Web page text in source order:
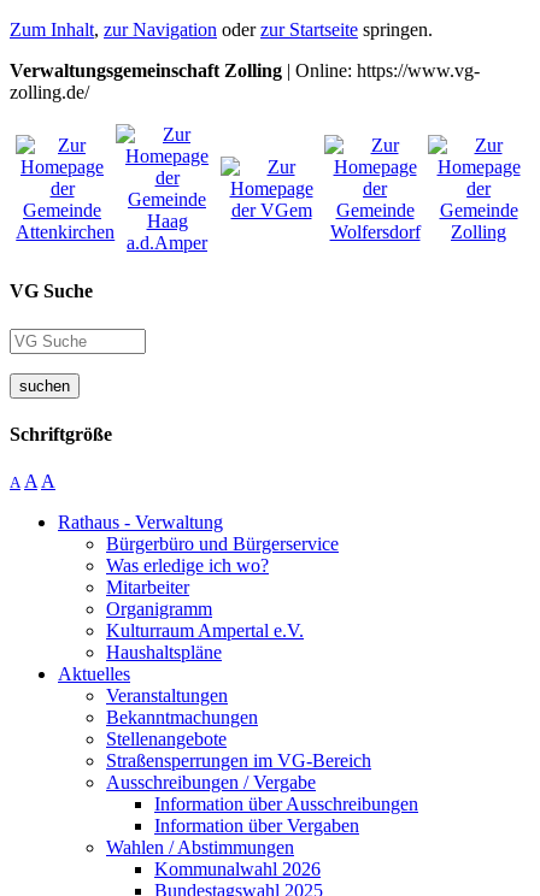
Zum Inhalt, zur Navigation oderzur Startseite springen.
Verwaltungsgemeinschaft Zolling | Online: https://www.vg-
zolling.de/
VG Suche
suchen
Schriftgröße
A A A
Rathaus - Verwaltung
Bürgerbüro und Bürgerservice
Was erledige ich wo?
Mitarbeiter
Organigramm
Kulturraum Ampertal e.V.
Haushaltspläne
Aktuelles
Veranstaltungen
Bekanntmachungen
Stellenangebote
Straßensperrungen im VG-Bereich
Ausschreibungen / Vergabe
Information über Ausschreibungen
Information über Vergaben
Wahlen / Abstimmungen
Kommunalwahl 2026
Bundestagswahl 2025